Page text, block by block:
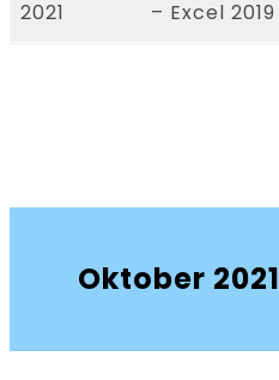
2021
– Excel 2019
Oktober 2021